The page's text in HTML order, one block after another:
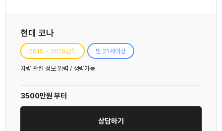
현대 코나
2015 ~ 2019년식 만 21세이상
차량 관련 정보 입력 / 생략가능
3500만원 부터
상담하기